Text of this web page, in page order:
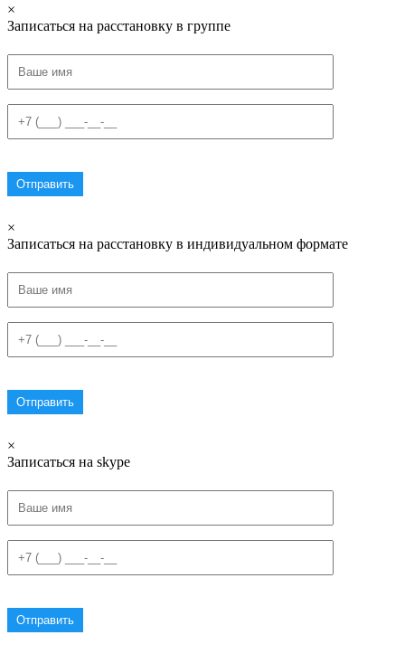
×
Записаться на расстановку в группе
×
Записаться на расстановку в индивидуальном формате
×
Записаться на skype